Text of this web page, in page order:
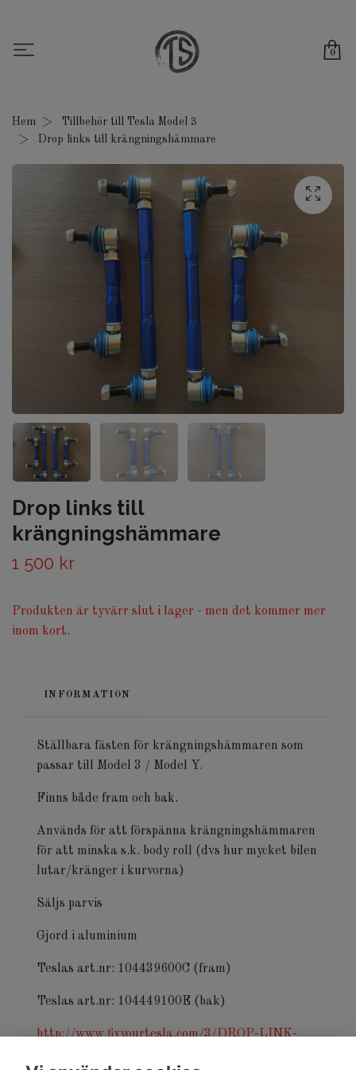
0
Hem
Tillbehör till Tesla Model 3
Drop links till krängningshämmare
Drop links till
krängningshämmare
1 500 kr
Produkten är tyvärr slut i lager - men det kommer mer
inom kort.
INFORMATION
Ställbara fästen för krängningshämmaren som
passar till Model 3 / Model Y.
Finns både fram och bak.
Används för att förspänna krängningshämmaren
för att minska s.k. body roll (dvs hur mycket bilen
lutar/kränger i kurvorna)
Säljs parvis
Gjord i aluminium
Teslas art.nr: 104439600C (fram)
Teslas art.nr: 104449100E (bak)
http://www.fixyourtesla.com/3/DROP-LINK-